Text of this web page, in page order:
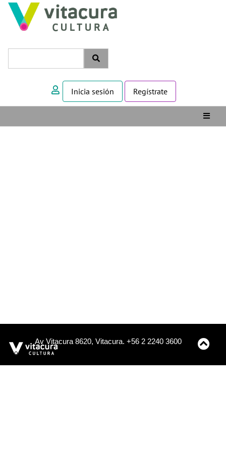
Inicia sesión Regístrate
Av Vitacura 8620, Vitacura. +56 2 2240 3600